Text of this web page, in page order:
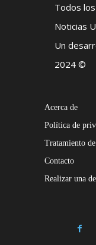
Todos
Noticias
Un
2024 ©
Acerca de
Política de
Tratamiento
Contacto
Realizar una